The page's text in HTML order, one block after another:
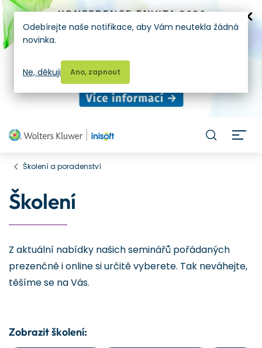
Školení a poradenství
Školení
Z aktuální nabídky našich seminářů pořádaných
prezenčně i online si určitě vyberete. Tak neváhejte,
těšíme se na Vás.
Zobrazit školení:
Odebírejte naše notifikace, aby Vám neutekla žádná
novinka.
Ano, zapnout
Ne, děkuji